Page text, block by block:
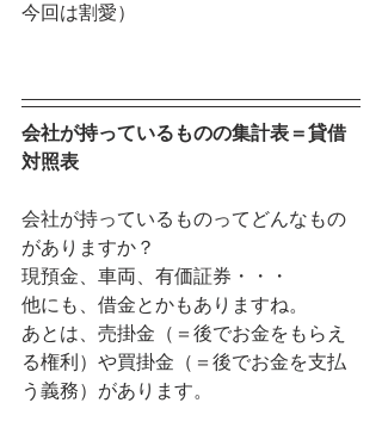
今回は割愛）
会社が持っているものの集計表＝貸借
対照表
会社が持っているものってどんなもの
がありますか？
現預金、車両、有価証券・・・
他にも、借金とかもありますね。
あとは、売掛金（＝後でお金をもらえ
る権利）や買掛金（＝後でお金を支払
う義務）があります。